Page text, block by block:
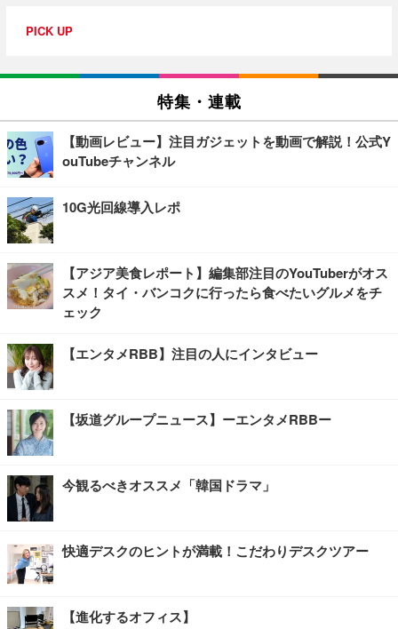
PICK UP
特集・連載
【動画レビュー】注目ガジェットを動画で解説！公式Y
ouTubeチャンネル
10G光回線導入レポ
【アジア美食レポート】編集部注目のYouTuberがオス
スメ！タイ・バンコクに行ったら食べたいグルメをチ
ェック
【エンタメRBB】注目の人にインタビュー
【坂道グループニュース】ーエンタメRBBー
今観るべきオススメ「韓国ドラマ」
快適デスクのヒントが満載！こだわりデスクツアー
【進化するオフィス】